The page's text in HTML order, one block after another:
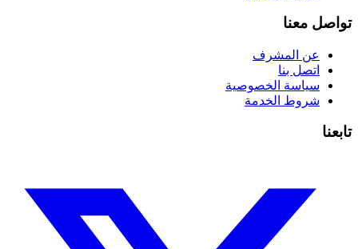
تواصل معنا
عن المشرف
اتصل بنا
سياسة الخصوصية
شروط الخدمة
تابعنا